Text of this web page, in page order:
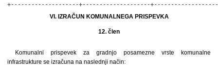
+--------------------+--------------------
VI. IZRAČUN KOMUNALNEGA PRISPEVKA
12. člen
Komunalni prispevek za gradnjo posamezne vrste komunalne
infrastrukture se izračuna na naslednji način: